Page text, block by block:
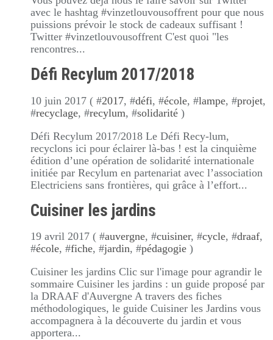
avec le hashtag #vinzetlouvousoffrent pour que nous
puissions prévoir le stock de cadeaux suffisant !
Twitter #vinzetlouvousoffrent C'est quoi "les
rencontres...
Défi Recylum 2017/2018
10 juin 2017 ( #2017, #défi, #école, #lampe, #projet,
#recyclage, #recylum, #solidarité )
Défi Recylum 2017/2018 Le Défi Recy-lum,
recyclons ici pour éclairer là-bas ! est la cinquième
édition d’une opération de solidarité internationale
initiée par Recylum en partenariat avec l’association
Electriciens sans frontières, qui grâce à l’effort...
Cuisiner les jardins
19 avril 2017 ( #auvergne, #cuisiner, #cycle, #draaf,
#école, #fiche, #jardin, #pédagogie )
Cuisiner les jardins Clic sur l'image pour agrandir le
sommaire Cuisiner les jardins : un guide proposé par
la DRAAF d'Auvergne A travers des fiches
méthodologiques, le guide Cuisiner les Jardins vous
accompagnera à la découverte du jardin et vous
apportera...